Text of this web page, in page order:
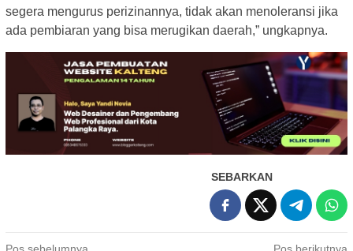
segera mengurus perizinannya, tidak akan menoleransi jika
ada pembiaran yang bisa merugikan daerah,” ungkapnya.
SEBARKAN